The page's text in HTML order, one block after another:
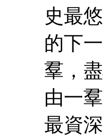
史最
的下
羣，
由一
最資